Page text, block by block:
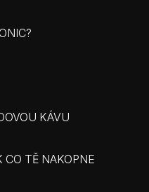
KÁVU
CO TĚ NAKOPNE